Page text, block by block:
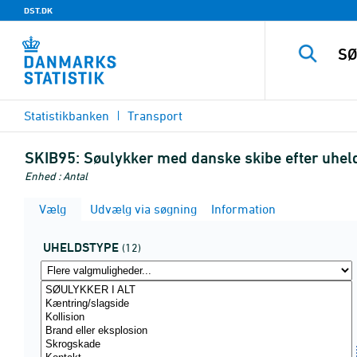
DST.DK
Statistikbanken Transport
SKIB95: Søulykker med danske skibe efter
Enhed : Antal
Vælg Udvælg via søgning Information
UHELDSTYPE (12)